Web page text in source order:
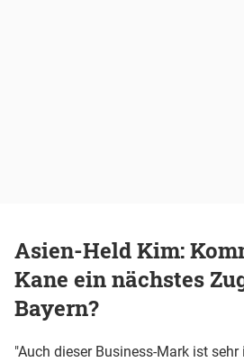
Asien-Held Kim:
Kane ein nächstes
Bayern?
"Auch dieser Business-Mark ist sehr